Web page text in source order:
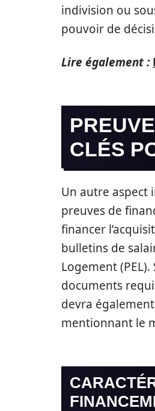
indivision ou
pouvoir de
Lire également :
CLÉS
Un autre aspect
preuves de
financer
bulletins de
Logement
documents
devra
mentionnant le